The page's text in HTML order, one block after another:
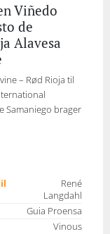
Viñedo
de
Alavesa
– Rød Rioja til
Samaniego brager
René
Langdahl
Guia Proensa
Vinous